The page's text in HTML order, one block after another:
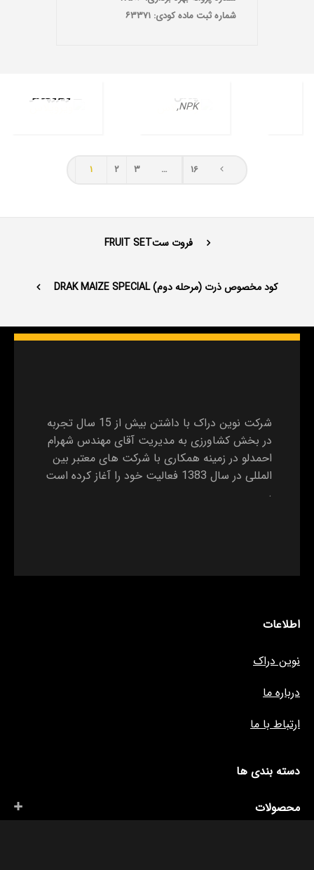
شماره ثبت ماده کودی: ۶۳۳۷۱
پلاس
NPK
,
ویروپلاس
۱ ۲ ۳ … ۱۶
فروت ستFRUIT SET
کود مخصوص ذرت (مرحله دوم) DRAK MAIZE SPECIAL
شرکت نوین دراک با داشتن بیش از 15 سال تجربه
در بخش کشاورزی به مدیریت آقای مهندس شهرام
احمدلو در زمینه همکاری با شرکت های معتبر بین
المللی در سال 1383 فعالیت خود را آغاز کرده است
.
اطلاعات
نوین دراک
درباره ما
ارتباط با ما
دسته بندی ها
محصولات